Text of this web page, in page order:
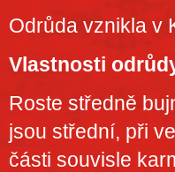
Odrůda vznikla v
Vlastnosti
Roste středně
jsou střední, při
části souvisle